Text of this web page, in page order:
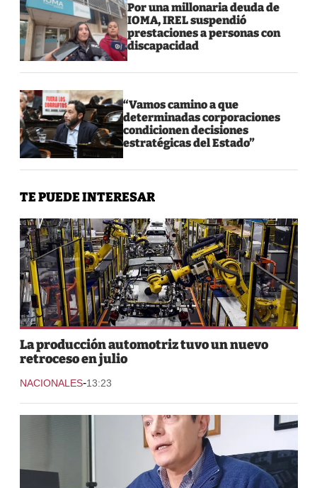
Por una millonaria deuda de
IOMA, IREL suspendió
prestaciones a personas con
discapacidad
“Vamos camino a que
determinadas corporaciones
condicionen decisiones
estratégicas del Estado”
TE PUEDE INTERESAR
La producción automotriz tuvo un nuevo
retroceso en julio
NACIONALES-13:23